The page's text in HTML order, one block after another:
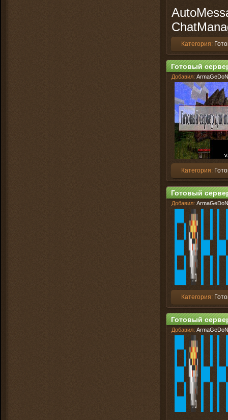
Категория:
Готовый
Добавил: ArmaGeDoN
Категория:
Готовый
Добавил: ArmaGeDoN
Категория:
Готовый
Добавил: ArmaGeDoN